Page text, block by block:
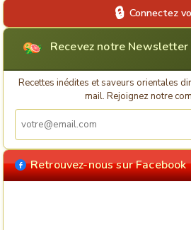
Connectez
Recevez notre Newsletter
Recettes inédites et saveurs orientales
mail. Rejoignez notre
Retrouvez-nous sur Facebook